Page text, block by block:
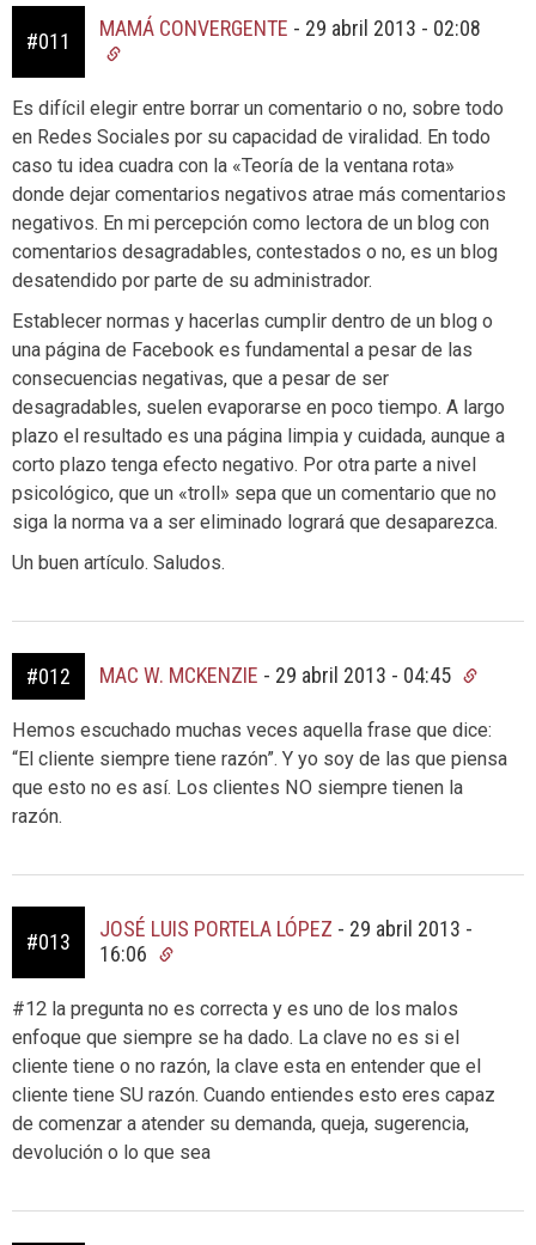
#011
MAMÁ CONVERGENTE - 29 abril 2013 - 02:08
Es difícil elegir entre borrar un comentario o no, sobre todo
en Redes Sociales por su capacidad de viralidad. En todo
caso tu idea cuadra con la «Teoría de la ventana rota»
donde dejar comentarios negativos atrae más comentarios
negativos. En mi percepción como lectora de un blog con
comentarios desagradables, contestados o no, es un blog
desatendido por parte de su administrador.
Establecer normas y hacerlas cumplir dentro de un blog o
una página de Facebook es fundamental a pesar de las
consecuencias negativas, que a pesar de ser
desagradables, suelen evaporarse en poco tiempo. A largo
plazo el resultado es una página limpia y cuidada, aunque a
corto plazo tenga efecto negativo. Por otra parte a nivel
psicológico, que un «troll» sepa que un comentario que no
siga la norma va a ser eliminado logrará que desaparezca.
Un buen artículo. Saludos.
#012 MAC W. MCKENZIE - 29 abril 2013 - 04:45
Hemos escuchado muchas veces aquella frase que dice:
“El cliente siempre tiene razón”. Y yo soy de las que piensa
que esto no es así. Los clientes NO siempre tienen la
razón.
#013
JOSÉ LUIS PORTELA LÓPEZ - 29 abril 2013 -
16:06
#12 la pregunta no es correcta y es uno de los malos
enfoque que siempre se ha dado. La clave no es si el
cliente tiene o no razón, la clave esta en entender que el
cliente tiene SU razón. Cuando entiendes esto eres capaz
de comenzar a atender su demanda, queja, sugerencia,
devolución o lo que sea